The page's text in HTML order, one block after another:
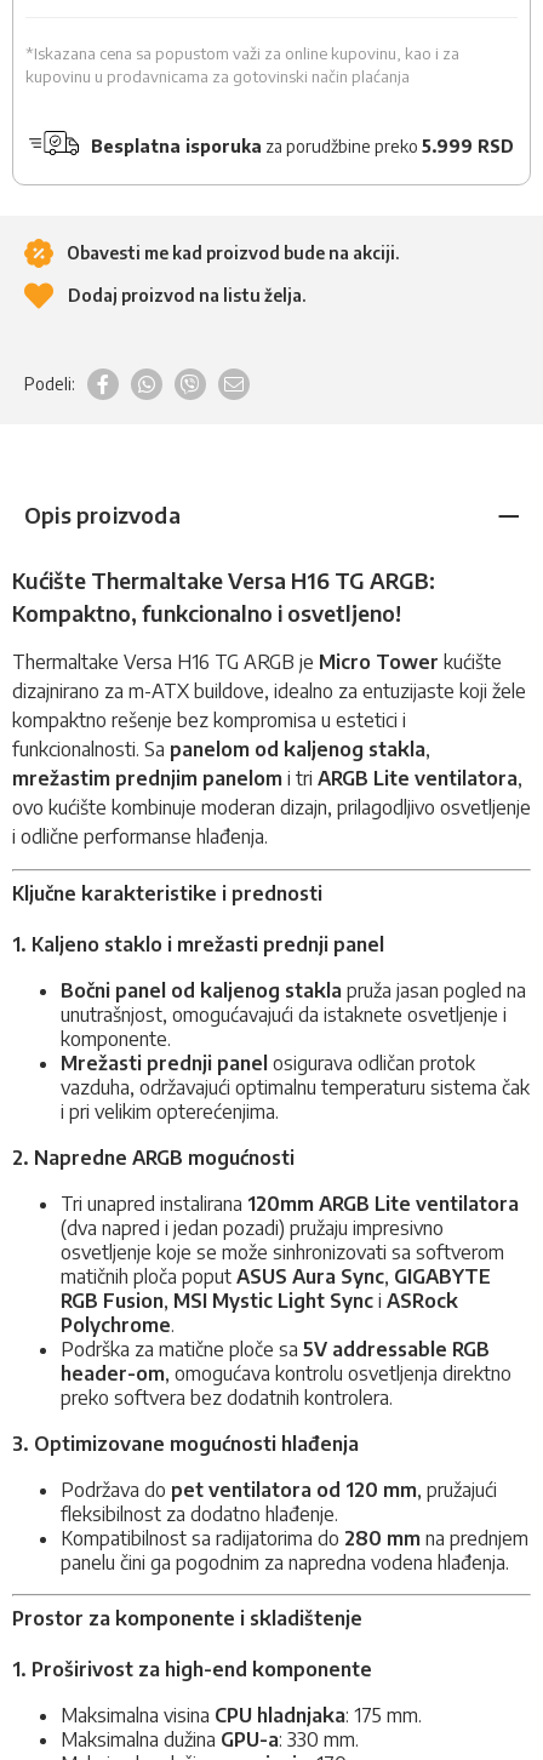
*Iskazana cena sa popustom važi za online kupovinu, kao i za
kupovinu u prodavnicama za gotovinski način plaćanja
Besplatna isporuka za porudžbine preko 5.999 RSD
Obavesti me kad proizvod bude na akciji.
Dodaj proizvod na listu želja.
Podeli:
Opis proizvoda
Kućište Thermaltake Versa H16 TG ARGB:
Kompaktno, funkcionalno i osvetljeno!
Thermaltake Versa H16 TG ARGB je Micro Tower kućište
dizajnirano za m-ATX buildove, idealno za entuzijaste koji žele
kompaktno rešenje bez kompromisa u estetici i
funkcionalnosti. Sa panelom od kaljenog stakla,
mrežastim prednjim panelom i tri ARGB Lite ventilatora,
ovo kućište kombinuje moderan dizajn, prilagodljivo osvetljenje
i odlične performanse hlađenja.
Ključne karakteristike i prednosti
1. Kaljeno staklo i mrežasti prednji panel
Bočni panel od kaljenog stakla pruža jasan pogled na
unutrašnjost, omogućavajući da istaknete osvetljenje i
komponente.
Mrežasti prednji panel osigurava odličan protok
vazduha, održavajući optimalnu temperaturu sistema čak
i pri velikim opterećenjima.
2. Napredne ARGB mogućnosti
Tri unapred instalirana 120mm ARGB Lite ventilatora
(dva napred i jedan pozadi) pružaju impresivno
osvetljenje koje se može sinhronizovati sa softverom
matičnih ploča poput ASUS Aura Sync, GIGABYTE
RGB Fusion, MSI Mystic Light Sync i ASRock
Polychrome.
Podrška za matične ploče sa 5V addressable RGB
header-om, omogućava kontrolu osvetljenja direktno
preko softvera bez dodatnih kontrolera.
3. Optimizovane mogućnosti hlađenja
Podržava do pet ventilatora od 120 mm, pružajući
fleksibilnost za dodatno hlađenje.
Kompatibilnost sa radijatorima do 280 mm na prednjem
panelu čini ga pogodnim za napredna vodena hlađenja.
Prostor za komponente i skladištenje
1. Proširivost za high-end komponente
Maksimalna visina CPU hladnjaka: 175 mm.
Maksimalna dužina GPU-a: 330 mm.